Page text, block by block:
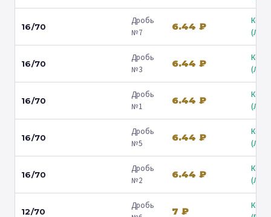
16/70
Дробь
№7
6.44 ₽
16/70
Дробь
№3
6.44 ₽
16/70
Дробь
№1
6.44 ₽
16/70
Дробь
№5
6.44 ₽
16/70
Дробь
№2
6.44 ₽
12/70
Дробь
7 ₽